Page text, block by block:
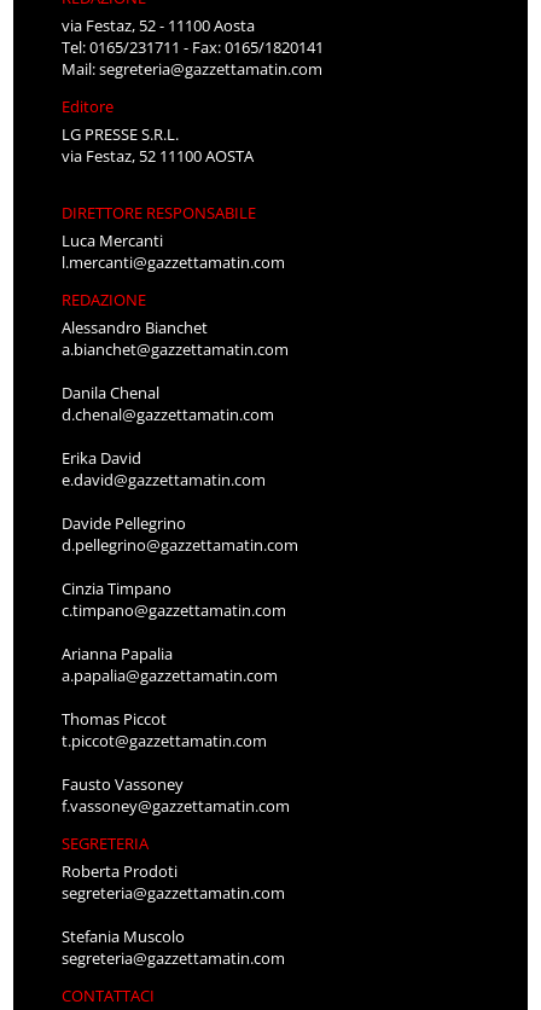
via Festaz, 52 - 11100 Aosta
Tel: 0165/231711 - Fax: 0165/1820141
Mail:segreteria@gazzettamatin.com
Editore
LG PRESSE S.R.L.
via Festaz, 52 11100 AOSTA
DIRETTORE RESPONSABILE
Luca Mercanti
l.mercanti@gazzettamatin.com
REDAZIONE
Alessandro Bianchet
a.bianchet@gazzettamatin.com
Danila Chenal
d.chenal@gazzettamatin.com
Erika David
e.david@gazzettamatin.com
Davide Pellegrino
d.pellegrino@gazzettamatin.com
Cinzia Timpano
c.timpano@gazzettamatin.com
Arianna Papalia
a.papalia@gazzettamatin.com
Thomas Piccot
t.piccot@gazzettamatin.com
Fausto Vassoney
f.vassoney@gazzettamatin.com
SEGRETERIA
Roberta Prodoti
segreteria@gazzettamatin.com
Stefania Muscolo
segreteria@gazzettamatin.com
CONTATTACI